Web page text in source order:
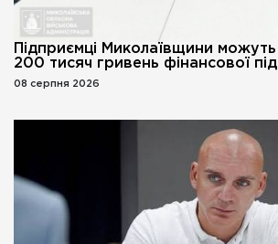
Підприємці Миколаївщини
200 тисяч гривень фінансової
08 серпня 2026